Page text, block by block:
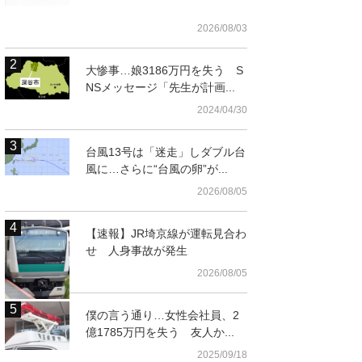
2026/08/03
大惨事…娘3186万円を失う S
NSメッセージ「先生が計画...
2024/04/30
台風13号は「迷走」しダブル台
風に…さらに“台風の卵”が...
2026/08/05
【速報】JR埼京線が運転見合わ
せ 人身事故が発生
2026/08/05
僕の言う通り…女性会社員、2
億1785万円を失う 友人か...
2025/09/18